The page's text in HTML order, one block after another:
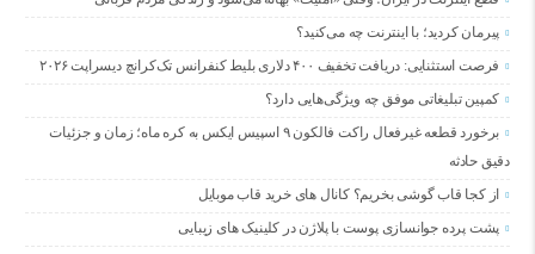
پیرمان کردید؛ با اینترنت چه می‌کنید؟
فرصت استثنایی: دریافت تخفیف ۴۰۰ دلاری بلیط کنفرانس تک‌کرانچ دیسراپت ۲۰۲۶
کمپین تبلیغاتی موفق چه ویژگی‌هایی دارد؟
برخورد قطعه غیرفعال راکت فالکون ۹ اسپیس ایکس به کره ماه؛ زمان و جزئیات
دقیق حادثه
از کجا قاب گوشی بخریم؟ کانال های خرید قاب موبایل
پشت پرده جوانسازی پوست با پلاژن در کلینیک های زیبایی